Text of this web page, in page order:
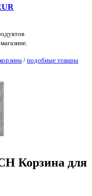
/ подобные товары
Корзина для